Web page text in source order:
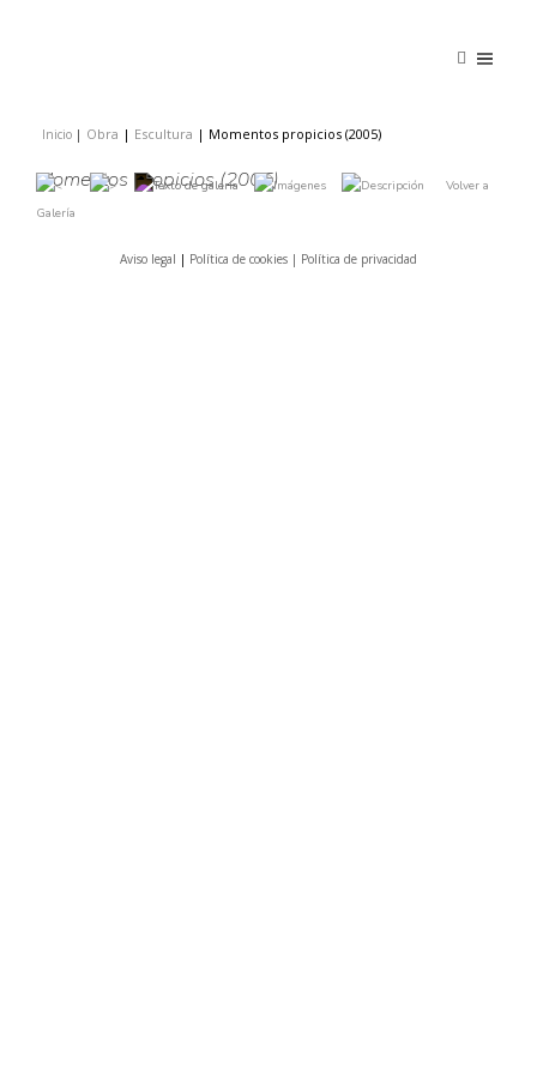
Inicio | Obra | Escultura | Momentos propicios (2005)
Momentos Propicios (2005)
Volver a
Galería
Aviso legal | Política de cookies | Política de privacidad